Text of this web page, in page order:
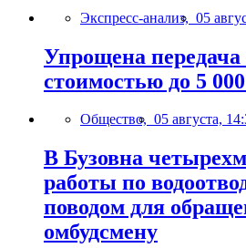
Экспресс-анализ, 05
Упрощена передача
стоимостью до 5
Общество, 05 августа,
В Бузовна
работы по
поводом для
омбудсмену